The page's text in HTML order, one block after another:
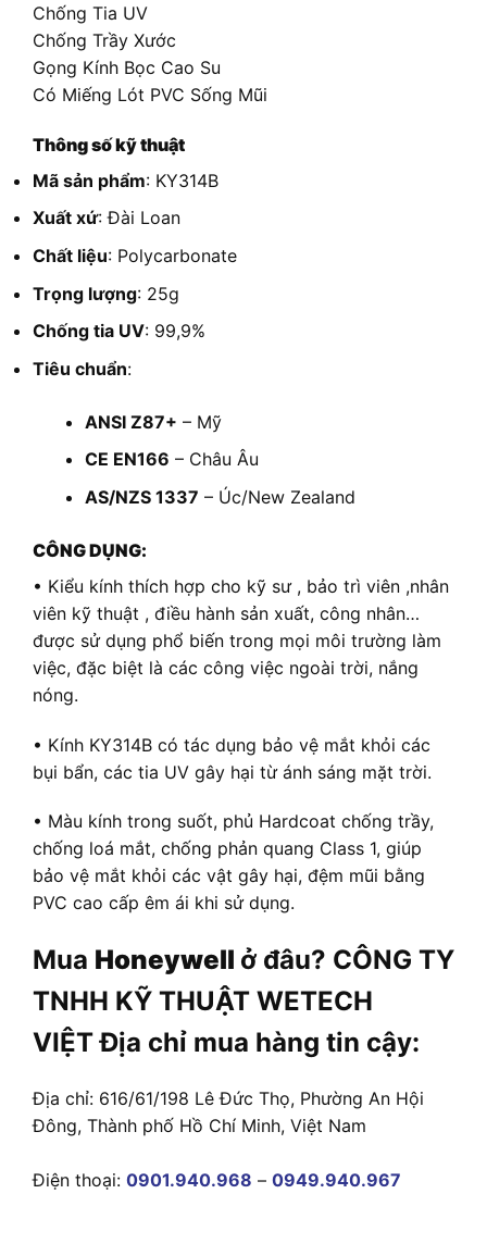
Chống Tia UV
Chống Trầy Xước
Gọng Kính Bọc Cao Su
Có Miếng Lót PVC Sống Mũi
Thông số kỹ thuật
Mã sản phẩm: KY314B
Xuất xứ: Đài Loan
Chất liệu: Polycarbonate
Trọng lượng: 25g
Chống tia UV: 99,9%
Tiêu chuẩn:
ANSI Z87+ – Mỹ
CE EN166 – Châu Âu
AS/NZS 1337 – Úc/New Zealand
CÔNG DỤNG:
• Kiểu kính thích hợp cho kỹ sư , bảo trì viên ,nhân
viên kỹ thuật , điều hành sản xuất, công nhân…
được sử dụng phổ biến trong mọi môi trường làm
việc, đặc biệt là các công việc ngoài trời, nắng
nóng.
• Kính KY314B có tác dụng bảo vệ mắt khỏi các
bụi bẩn, các tia UV gây hại từ ánh sáng mặt trời.
• Màu kính trong suốt, phủ Hardcoat chống trầy,
chống loá mắt, chống phản quang Class 1, giúp
bảo vệ mắt khỏi các vật gây hại, đệm mũi bằng
PVC cao cấp êm ái khi sử dụng.
Mua Honeywell ở đâu? CÔNG TY
TNHH KỸ THUẬT WETECH
VIỆT Địa chỉ mua hàng tin cậy:
Địa chỉ: 616/61/198 Lê Đức Thọ, Phường An Hội
Đông, Thành phố Hồ Chí Minh, Việt Nam
Điện thoại: 0901.940.968 – 0949.940.967